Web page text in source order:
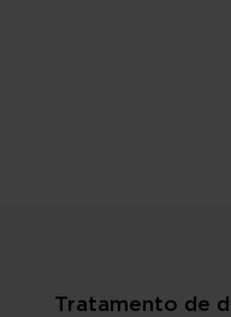
Tratamento de